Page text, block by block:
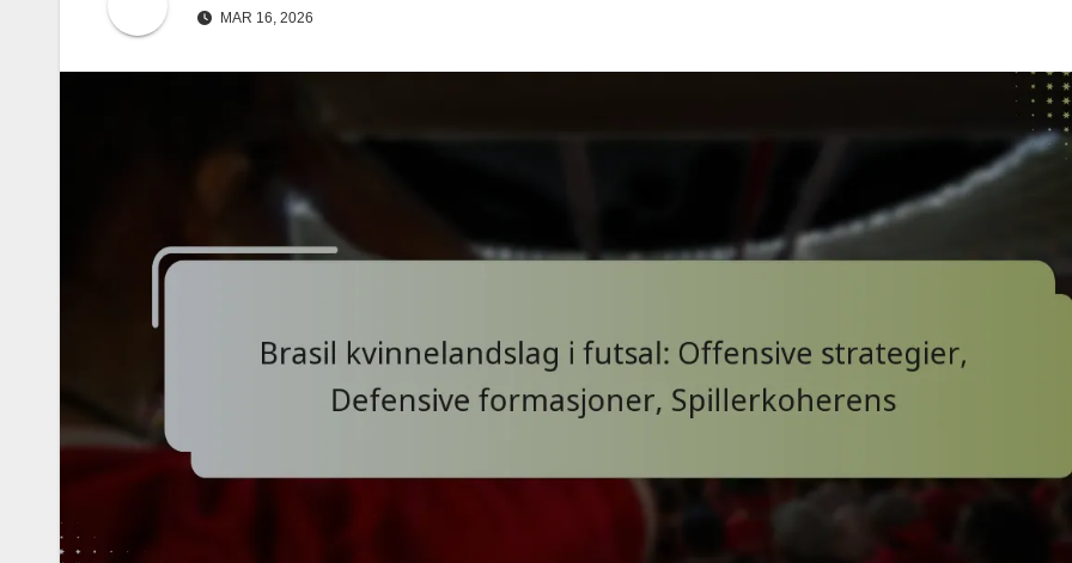
MAR 16, 2026